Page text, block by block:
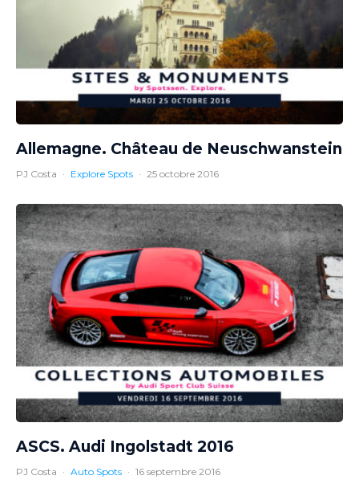
Allemagne. Château de Neuschwanstein
PJ Costa · Explore Spots · 25 octobre 2016
ASCS. Audi Ingolstadt 2016
PJ Costa · Auto Spots · 16 septembre 2016